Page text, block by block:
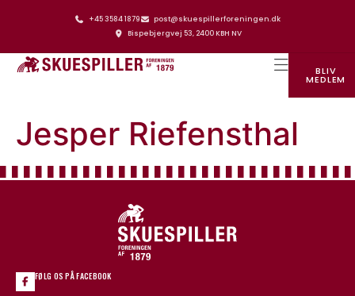
+45 3584 1879
post@skuespillerforeningen.dk
Bispebjergvej 53, 2400 KBH NV
BLIV
MEDLEM
Jesper Riefensthal
FØLG OS PÅ FACEBOOK